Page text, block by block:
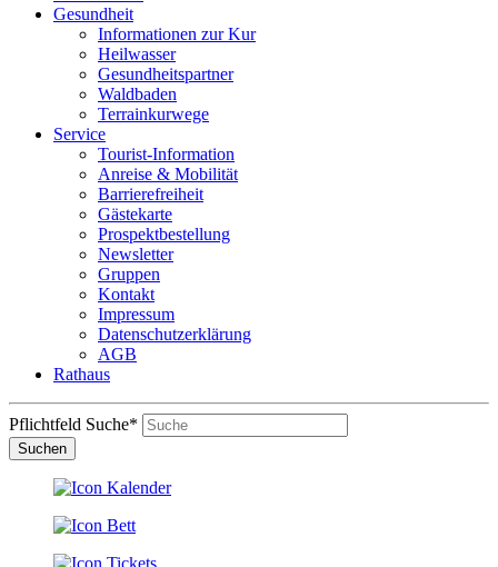
Gesundheit
Informationen zur Kur
Heilwasser
Gesundheitspartner
Waldbaden
Terrainkurwege
Service
Tourist-Information
Anreise & Mobilität
Barrierefreiheit
Gästekarte
Prospektbestellung
Newsletter
Gruppen
Kontakt
Impressum
Datenschutzerklärung
AGB
Rathaus
Pflichtfeld Suche*
Suchen